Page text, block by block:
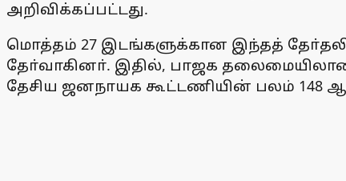
அறிவிக்கப்பட்டது.
மொத்தம் 27 இடங்களுக்கான இந்தத்
தோ்வாகினா். இதில், பாஜக
தேசிய ஜனநாயக கூட்டணியின் பலம் 148